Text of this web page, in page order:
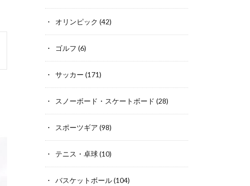
オリンピック (42)
ゴルフ (6)
サッカー (171)
スノーボード・スケートボード (28)
スポーツギア (98)
テニス・卓球(10)
バスケットボール(104)